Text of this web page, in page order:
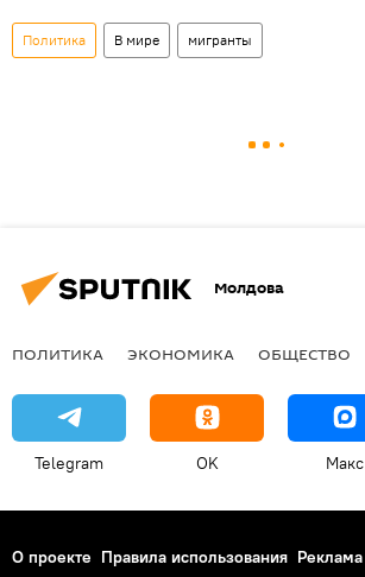
Политика В мире мигранты
Молдова
ПОЛИТИКА ЭКОНОМИКА ОБЩЕСТВО
Telegram OK Макс
О проекте Правила использования Реклама